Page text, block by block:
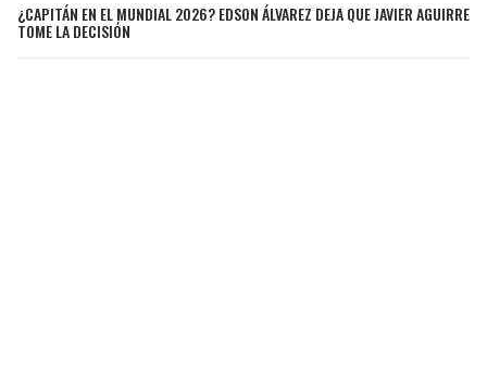
¿CAPITÁN EN EL MUNDIAL 2026? EDSON ÁLVAREZ DEJA QUE JAVIER AGUIRRE
TOME LA DECISIÓN